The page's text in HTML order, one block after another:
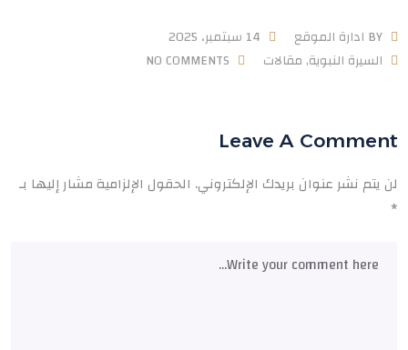
BY ادارة الموقع
14 سبتمبر، 2025
السيرة النبوية, مقالات NO COMMENTS
Leave A Comment
لن يتم نشر عنوان بريدك الإلكتروني. الحقول الإلزامية مشار إليها بـ
*